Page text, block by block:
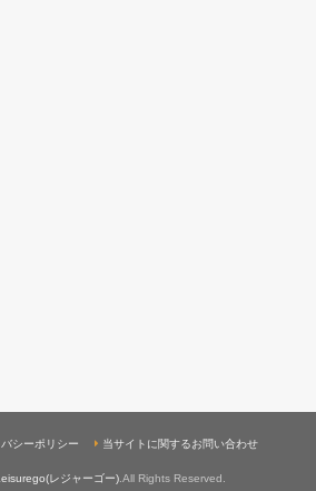
シーポリシー 当サイトに関するお問い合わせ
レジャーゴー).All Rights Reserved.